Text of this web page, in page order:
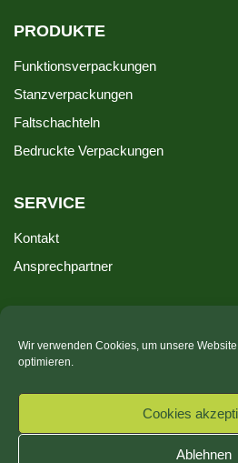
Wir verwenden Cookies, um unsere
optimieren.
Cookies
Ablehnen
PRODUKTE
Funktionsverpackungen
Stanzverpackungen
Faltschachteln
Bedruckte Verpackungen
SERVICE
Kontakt
Ansprechpartner
Impressum
Hinweisgeber-Kanal